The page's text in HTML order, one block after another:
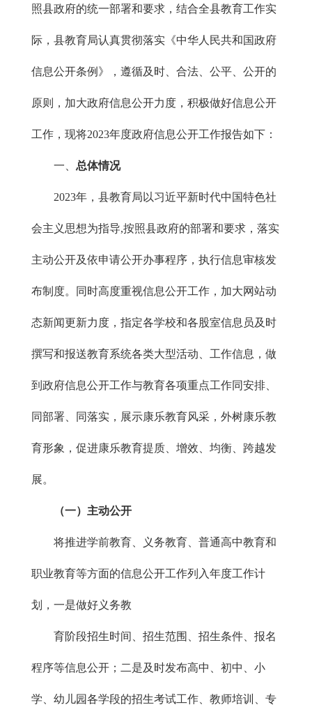
照县政府的统一部署和要求，结合全县教育工作实
际，县教育局认真贯彻落实《中华人民共和国政府
信息公开条例》，遵循及时、合法、公平、公开的
原则，加大政府信息公开力度，积极做好信息公开
工作，现将2023年度政府信息公开工作报告如下：
一、 总体情况
2023年，县教育局以习近平新时代中国特色社
会主义思想为指导,按照县政府的部署和要求，落实
主动公开及依申请公开办事程序，执行信息审核发
布制度。同时高度重视信息公开工作，加大网站动
态新闻更新力度，指定各学校和各股室信息员及时
撰写和报送教育系统各类大型活动、工作信息，做
到政府信息公开工作与教育各项重点工作同安排、
同部署、同落实，展示康乐教育风采，外树康乐教
育形象，促进康乐教育提质、增效、均衡、跨越发
展。
（一）主动公开
将推进学前教育、义务教育、普通高中教育和
职业教育等方面的信息公开工作列入年度工作计
划，一是做好义务教
育阶段招生时间、招生范围、招生条件、报名
程序等信息公开；二是及时发布高中、初中、小
学、幼儿园各学段的招生考试工作、教师培训、专